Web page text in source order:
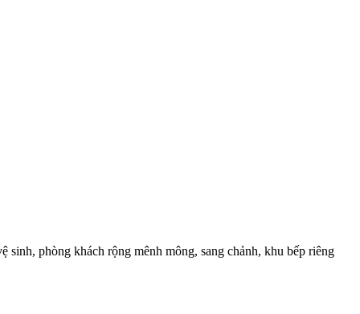
phòng khách rộng mênh mông, sang chảnh, khu bếp riêng